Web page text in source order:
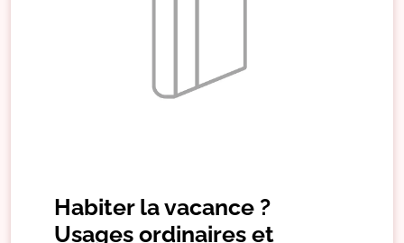
Habiter la vacance ?
Usages ordinaires et